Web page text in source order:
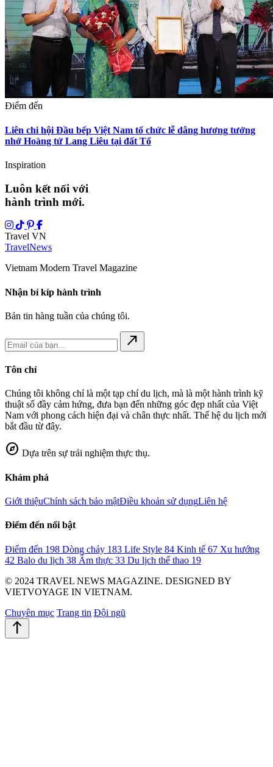
Điểm đến
Liên chi hội Đầu bếp Việt Nam tổ chức lễ dâng hương tưởng
nhớ Hoàng tử Lang Liêu tại đất Tổ
Inspiration
Luôn kết nối với
hành trình mới.
Travel VN
TravelNews
Vietnam Modern Travel Magazine
Nhận bí kíp hành trình
Bản tin hàng tuần của chúng tôi.
north_east
Tôn chỉ
Chúng tôi không chỉ là một tạp chí du lịch, mà là một hành trình kỹ
thuật số đầy cảm hứng, đưa bạn đến những góc đẹp nhất của Việt
Nam với phong cách hiện đại và chân thực nhất. Thế hệ du lịch mới
bắt đầu từ đây.
explore Dựa trên sự trải nghiệm thực thụ.
Khám phá
Giới thiệuChính sách bảo mậtĐiều khoản sử dụngLiên hệ
Điểm đến nổi bật
Điểm đến 198 Dòng chảy 183 Life Style 84 Kinh tế 67 Xu hướng
42 Balo du lịch 38 Ẩm thực 33 Du lịch thể thao 19
© 2024 TRAVEL NEWS MAGAZINE. DESIGNED BY
VIETVOYAGE IN VIETNAM.
Chuyên mục Trang tin Đội ngũ
north